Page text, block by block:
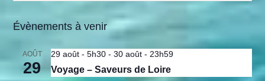
Évènements à venir
AOÛT
29
29 août - 5h30 -30 août - 23h59
Voyage – Saveurs de Loire